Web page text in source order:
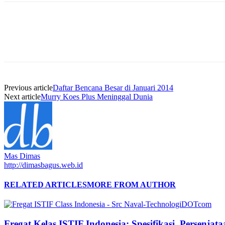
Previous articleDaftar Bencana Besar di Januari 2014
Next articleMurry Koes Plus Meninggal Dunia
Mas Dimas
http://dimasbagus.web.id
RELATED ARTICLESMORE FROM AUTHOR